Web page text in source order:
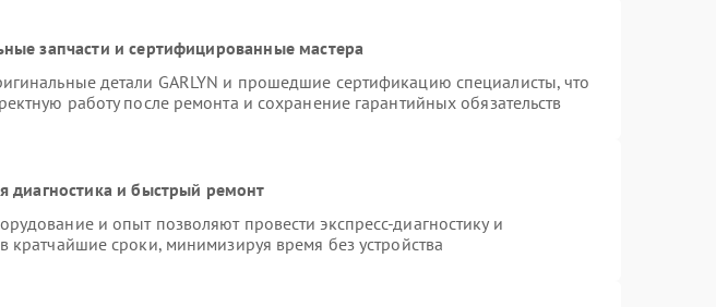
запчасти и сертифицированные мастера
детали GARLYN и прошедшие сертификацию специалисты, что
работу после ремонта и сохранение гарантийных обязательств
диагностика и быстрый ремонт
и опыт позволяют провести экспресс-диагностику и
кратчайшие сроки, минимизируя время без устройства